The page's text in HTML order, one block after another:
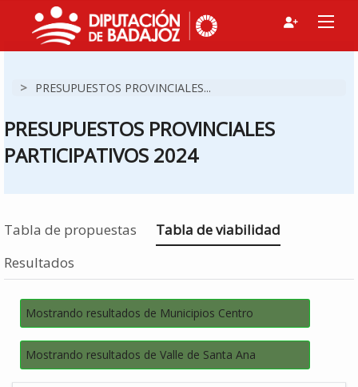
> PRESUPUESTOS PROVINCIALES...
PRESUPUESTOS PROVINCIALES
PARTICIPATIVOS 2024
Tabla de propuestas Estás en
Tabla de viabilidad
Resultados
Mostrando resultados de Municipios Centro
Mostrando resultados de Valle de Santa Ana